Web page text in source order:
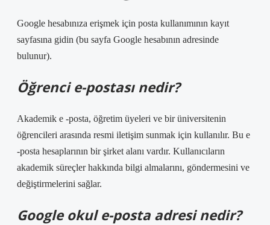
Google hesabınıza erişmek için posta kullanımının kayıt
sayfasına gidin (bu sayfa Google hesabının adresinde
bulunur).
Öğrenci e-postası nedir?
Akademik e -posta, öğretim üyeleri ve bir üniversitenin
öğrencileri arasında resmi iletişim sunmak için kullanılır. Bu e
-posta hesaplarının bir şirket alanı vardır. Kullanıcıların
akademik süreçler hakkında bilgi almalarını, göndermesini ve
değiştirmelerini sağlar.
Google okul e-posta adresi nedir?